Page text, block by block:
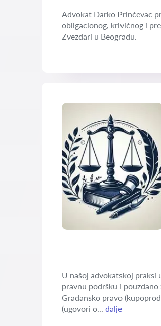
Advokat Darko Prinčevac
obligacionog, krivičnog i
Zvezdari u Beogradu.
U našoj advokatskoj praksi
pravnu podršku i
Građansko pravo
(ugovori o... dalje